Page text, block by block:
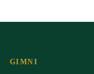
GIMNI